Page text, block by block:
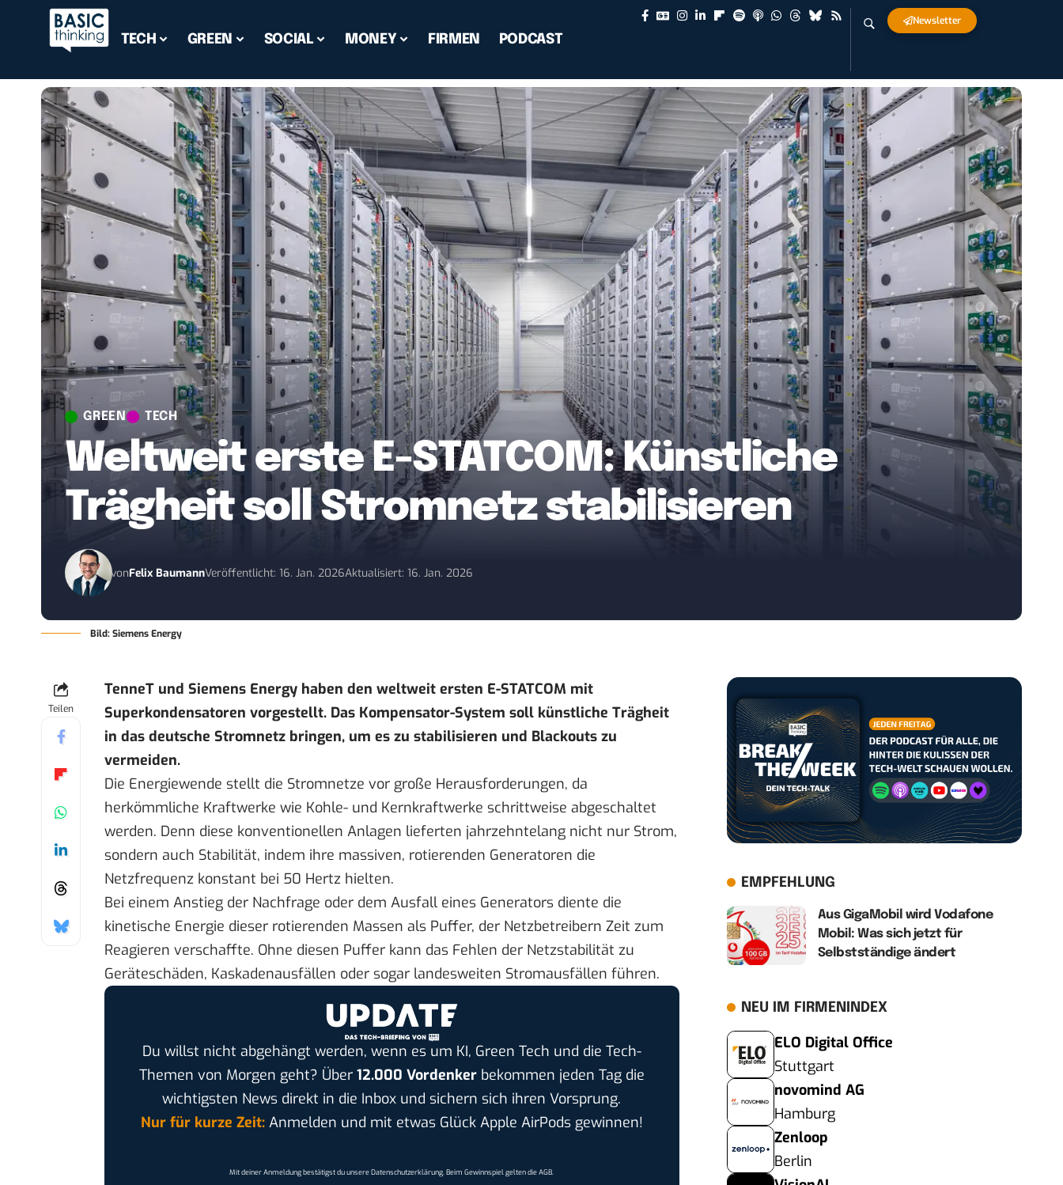
TECH GREEN SOCIAL MONEY FIRMEN PODCAST
Newsletter
GREEN TECH
Weltweit erste E-STATCOM: Künstliche
Trägheit soll Stromnetz stabilisieren
vonFelix BaumannVeröffentlicht: 16. Jan. 2026Aktualisiert: 16. Jan. 2026
Bild: Siemens Energy
Teilen
TenneT und Siemens Energy haben den weltweit ersten E-STATCOM mit
Superkondensatoren vorgestellt. Das Kompensator-System soll künstliche Trägheit
in das deutsche Stromnetz bringen, um es zu stabilisieren und Blackouts zu
vermeiden.
Die Energiewende stellt die Stromnetze vor große Herausforderungen, da
herkömmliche Kraftwerke wie Kohle- und Kernkraftwerke schrittweise abgeschaltet
werden. Denn diese konventionellen Anlagen lieferten jahrzehntelang nicht nur Strom,
sondern auch Stabilität, indem ihre massiven, rotierenden Generatoren die
Netzfrequenz konstant bei 50 Hertz hielten.
Bei einem Anstieg der Nachfrage oder dem Ausfall eines Generators diente die
kinetische Energie dieser rotierenden Massen als Puffer, der Netzbetreibern Zeit zum
Reagieren verschaffte. Ohne diesen Puffer kann das Fehlen der Netzstabilität zu
Geräteschäden, Kaskadenausfällen oder sogar landesweiten Stromausfällen führen.
Du willst nicht abgehängt werden, wenn es um KI, Green Tech und die Tech-
Themen von Morgen geht? Über 12.000 Vordenkerbekommen jeden Tag die
wichtigsten News direkt in die Inbox und sichern sich ihren Vorsprung.
Nur für kurze Zeit:Anmelden und mit etwas Glück Apple AirPods gewinnen!
Mit deiner Anmeldung bestätigst du unsereDatenschutzerklärung. Beim Gewinnspiel gelten dieAGB.
EMPFEHLUNG
Aus GigaMobil wird Vodafone
Mobil: Was sich jetzt für
Selbstständige ändert
NEU IM FIRMENINDEX
ELO Digital Office
Stuttgart
novomind AG
Hamburg
Zenloop
Berlin